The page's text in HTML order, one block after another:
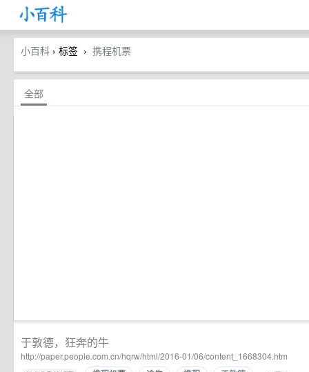
小百科 › 标签 › 携程机票
全部
于敦德，狂奔的牛
http://paper.people.com.cn/hqrw/html/2016-01/06/content_1668304.htm